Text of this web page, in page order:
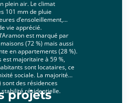
plein air. Le climat
101 mm de pluie
d’ensoleillement,
vie apprécié.
est marqué par
(72 %) mais aussi
en appartements (28 %).
est majoritaire à 59 %,
sont locataires, ce
sociale. La majorité
sont des résidences
stabilité résidentielle.
projets